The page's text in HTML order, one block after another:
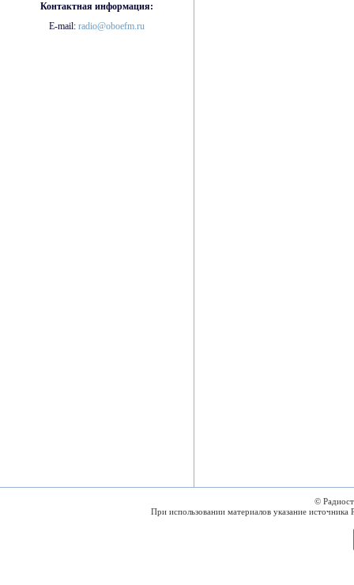
Контактная информация:
E-mail: radio@oboefm.ru
©
При использовании материалов указание